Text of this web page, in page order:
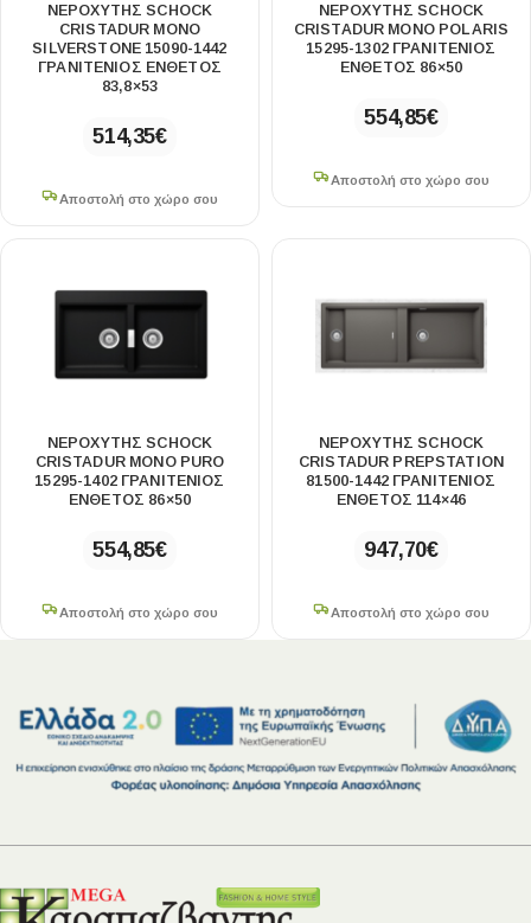
ΝΕΡΟΧΥΤΗΣ SCHOCK
CRISTADUR MONO
SILVERSTONE 15090-1442
ΓΡΑΝΙΤΕΝΙΟΣ ΕΝΘΕΤΟΣ
83,8×53
514,35€
Αποστολή στο χώρο σου
ΝΕΡΟΧΥΤΗΣ SCHOCK
CRISTADUR MONO POLARIS
15295-1302 ΓΡΑΝΙΤΕΝΙΟΣ
ΕΝΘΕΤΟΣ 86×50
554,85€
Αποστολή στο χώρο σου
ΝΕΡΟΧΥΤΗΣ SCHOCK
CRISTADUR MONO PURO
15295-1402 ΓΡΑΝΙΤΕΝΙΟΣ
ΕΝΘΕΤΟΣ 86×50
554,85€
Αποστολή στο χώρο σου
ΝΕΡΟΧΥΤΗΣ SCHOCK
CRISTADUR PREPSTATION
81500-1442 ΓΡΑΝΙΤΕΝΙΟΣ
ΕΝΘΕΤΟΣ 114×46
947,70€
Αποστολή στο χώρο σου